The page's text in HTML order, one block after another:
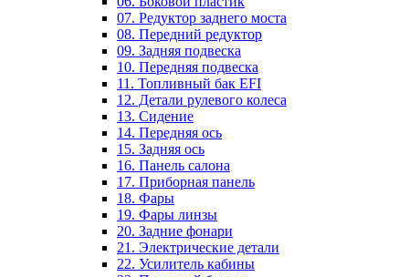
07. Редуктор заднего моста
08. Передний редуктор
09. Задняя подвеска
10. Передняя подвеска
11. Топливный бак EFI
12. Детали рулевого колеса
13. Сидение
14. Передняя ось
15. Задняя ось
16. Панель салона
17. Приборная панель
18. Фары
19. Фары линзы
20. Задние фонари
21. Электрические детали
22. Усилитель кабины